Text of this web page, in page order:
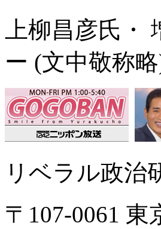
上柳昌彦氏
ー (文中敬称略
リベラル政
〒107-0061 東